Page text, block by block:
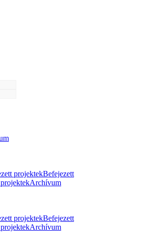
projektekBefejezett
Archívum
projektekBefejezett
Archívum